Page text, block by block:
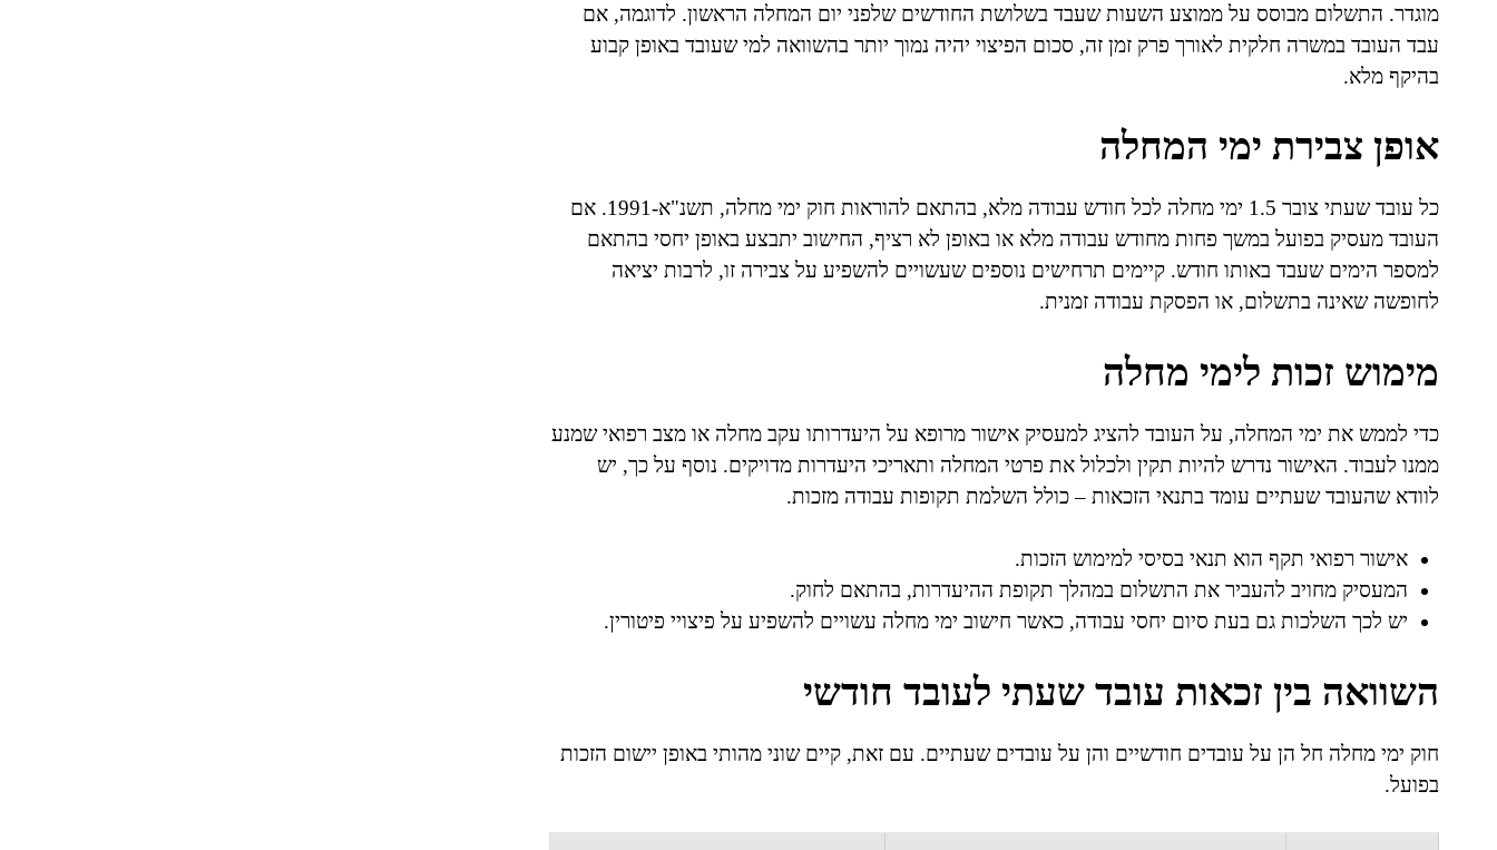
מוגדר. התשלום מבוסס על ממוצע השעות שעבד בשלושת החודשים שלפני יום המחלה הראשון. לדוגמה, אם
עבד העובד במשרה חלקית לאורך פרק זמן זה, סכום הפיצוי יהיה נמוך יותר בהשוואה למי שעובד באופן קבוע
בהיקף מלא.
אופן צבירת ימי המחלה
כל עובד שעתי צובר 1.5 ימי מחלה לכל חודש עבודה מלא, בהתאם להוראות חוק ימי מחלה, תשנ"א-1991. אם
העובד מעסיק בפועל במשך פחות מחודש עבודה מלא או באופן לא רציף, החישוב יתבצע באופן יחסי בהתאם
למספר הימים שעבד באותו חודש. קיימים תרחישים נוספים שעשויים להשפיע על צבירה זו, לרבות יציאה
לחופשה שאינה בתשלום, או הפסקת עבודה זמנית.
מימוש זכות לימי מחלה
כדי לממש את ימי המחלה, על העובד להציג למעסיק אישור מרופא על היעדרותו עקב מחלה או מצב רפואי שמנע
ממנו לעבוד. האישור נדרש להיות תקין ולכלול את פרטי המחלה ותאריכי היעדרות מדויקים. נוסף על כך, יש
לוודא שהעובד שעתיים עומד בתנאי הזכאות – כולל השלמת תקופות עבודה מזכות.
אישור רפואי תקף הוא תנאי בסיסי למימוש הזכות.
המעסיק מחויב להעביר את התשלום במהלך תקופת ההיעדרות, בהתאם לחוק.
יש לכך השלכות גם בעת סיום יחסי עבודה, כאשר חישוב ימי מחלה עשויים להשפיע על פיצויי פיטורין.
השוואה בין זכאות עובד שעתי לעובד חודשי
חוק ימי מחלה חל הן על עובדים חודשיים והן על עובדים שעתיים. עם זאת, קיים שוני מהותי באופן יישום הזכות
בפועל.